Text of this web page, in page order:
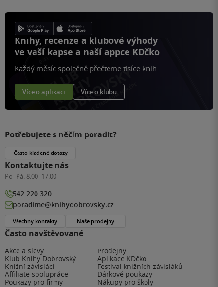
Knihy, recenze a klubové výhody
ve vaší kapse a naší appce KDčko
Každý měsíc společně přečteme tisíce knih
Více o aplikaci Více o klubu
Často navštěvované
Akce a slevy
Prodejny
Klub Knihy Dobrovský
Aplikace KDčko
Knižní závisláci
Festival knižních závisláků
Affiliate spolupráce
Dárkové poukazy
Poukazy pro firmy
Nákupy pro školy
Potřebujete s něčím poradit?
Často kladené dotazy
Kontaktujte nás
Po–Pá: 8:00–17:00
542 220 320
poradime@knihydobrovsky.cz
Všechny kontakty Naše prodejny